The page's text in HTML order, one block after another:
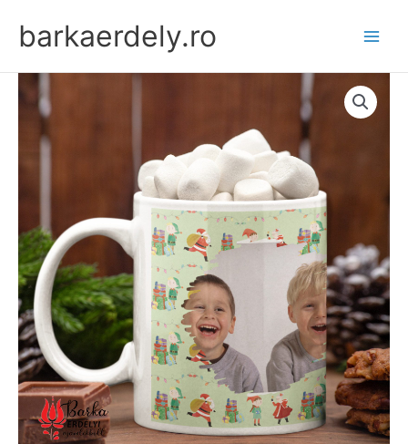
contentbarkaerdely.ro